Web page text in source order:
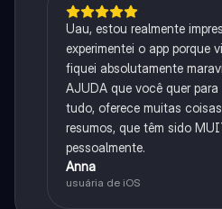
Uau, estou realmente
experimentei o app porque
fiquei absolutamente
AJUDA que você quer
tudo, oferece muitas
resumos, que têm sido
pessoalmente.
Anna
usuária de iOS